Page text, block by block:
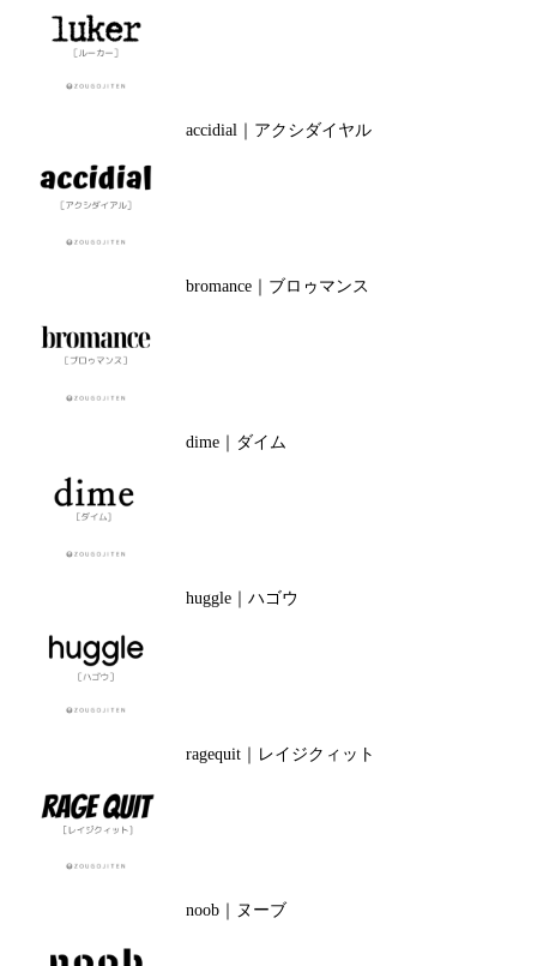
accidial｜アクシダイヤル
bromance｜ブロゥマンス
dime｜ダイム
huggle｜ハゴウ
ragequit｜レイジクィット
noob｜ヌーブ